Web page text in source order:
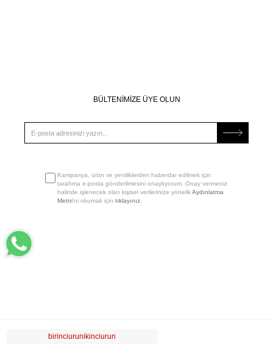
birinciurunikinciurun
BÜLTENİMİZE ÜYE OLUN
Kampanya, ürün ve yeniliklerden haberdar edilmek için
tarafıma e-posta gönderilmesini onaylıyorum. Onay vermeniz
halinde işlenecek olan kişisel verilerinize yönelikAydınlatma
Metni’ni okumak için tıklayınız.